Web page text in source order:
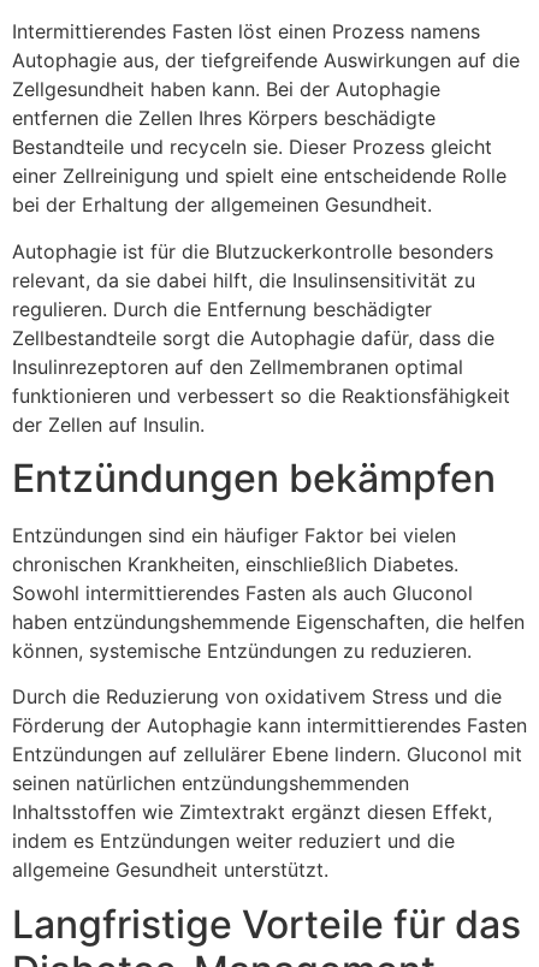
Intermittierendes Fasten löst einen Prozess namens
Autophagie aus, der tiefgreifende Auswirkungen auf die
Zellgesundheit haben kann. Bei der Autophagie
entfernen die Zellen Ihres Körpers beschädigte
Bestandteile und recyceln sie. Dieser Prozess gleicht
einer Zellreinigung und spielt eine entscheidende Rolle
bei der Erhaltung der allgemeinen Gesundheit.
Autophagie ist für die Blutzuckerkontrolle besonders
relevant, da sie dabei hilft, die Insulinsensitivität zu
regulieren. Durch die Entfernung beschädigter
Zellbestandteile sorgt die Autophagie dafür, dass die
Insulinrezeptoren auf den Zellmembranen optimal
funktionieren und verbessert so die Reaktionsfähigkeit
der Zellen auf Insulin.
Entzündungen bekämpfen
Entzündungen sind ein häufiger Faktor bei vielen
chronischen Krankheiten, einschließlich Diabetes.
Sowohl intermittierendes Fasten als auch Gluconol
haben entzündungshemmende Eigenschaften, die helfen
können, systemische Entzündungen zu reduzieren.
Durch die Reduzierung von oxidativem Stress und die
Förderung der Autophagie kann intermittierendes Fasten
Entzündungen auf zellulärer Ebene lindern. Gluconol mit
seinen natürlichen entzündungshemmenden
Inhaltsstoffen wie Zimtextrakt ergänzt diesen Effekt,
indem es Entzündungen weiter reduziert und die
allgemeine Gesundheit unterstützt.
Langfristige Vorteile für das